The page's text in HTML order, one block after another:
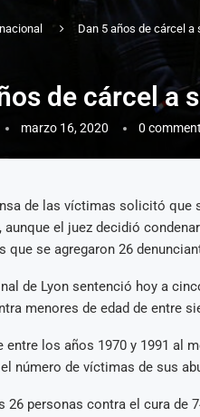
Dan 5 años de cárcel
de cárcel a
marzo 16, 2020 0
de las víctimas solicitó que
aunque el juez decidió
que se agregaron 26
de Lyon sentenció hoy a
menores de edad de entre
entre los años 1970 y 1991 al
número de víctimas de sus
26 personas contra el cura de